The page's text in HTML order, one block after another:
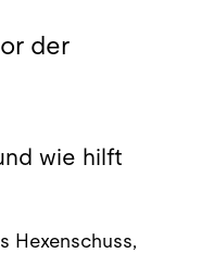
der
wie hilft
Hexenschuss,